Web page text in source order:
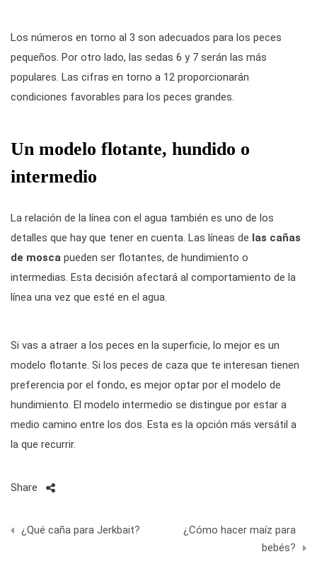
Los números en torno al 3 son adecuados para los peces
pequeños. Por otro lado, las sedas 6 y 7 serán las más
populares. Las cifras en torno a 12 proporcionarán
condiciones favorables para los peces grandes.
Un modelo flotante, hundido o
intermedio
La relación de la línea con el agua también es uno de los
detalles que hay que tener en cuenta. Las líneas de las cañas
de mosca pueden ser flotantes, de hundimiento o
intermedias. Esta decisión afectará al comportamiento de la
línea una vez que esté en el agua.
Si vas a atraer a los peces en la superficie, lo mejor es un
modelo flotante. Si los peces de caza que te interesan tienen
preferencia por el fondo, es mejor optar por el modelo de
hundimiento. El modelo intermedio se distingue por estar a
medio camino entre los dos. Esta es la opción más versátil a
la que recurrir.
Share
¿Qué caña para Jerkbait?
¿Cómo hacer maíz para
bebés?